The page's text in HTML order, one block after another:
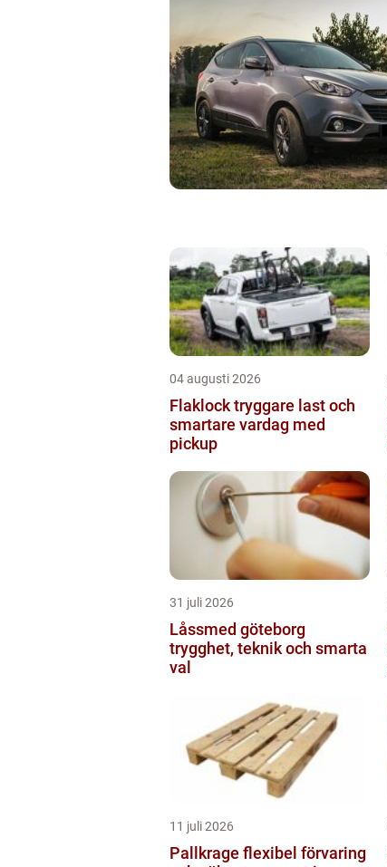
04 augusti 2026
Flaklock tryggare last och
smartare vardag med
pickup
31 juli 2026
Låssmed göteborg
trygghet, teknik och smarta
val
11 juli 2026
Pallkrage flexibel förvaring